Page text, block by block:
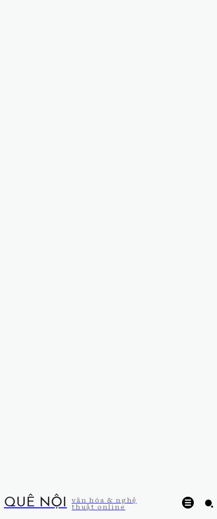
QUÊ NỘI văn hóa & nghệ
thuật online